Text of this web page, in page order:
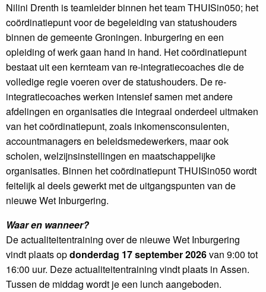
Nilini Drenth is teamleider binnen het team THUISin050; het
coördinatiepunt voor de begeleiding van statushouders
binnen de gemeente Groningen. Inburgering en een
opleiding of werk gaan hand in hand. Het coördinatiepunt
bestaat uit een kernteam van re-integratiecoaches die de
volledige regie voeren over de statushouders. De re-
integratiecoaches werken intensief samen met andere
afdelingen en organisaties die integraal onderdeel uitmaken
van het coördinatiepunt, zoals inkomensconsulenten,
accountmanagers en beleidsmedewerkers, maar ook
scholen, welzijnsinstellingen en maatschappelijke
organisaties. Binnen het coördinatiepunt THUISin050 wordt
feitelijk al deels gewerkt met de uitgangspunten van de
nieuwe Wet Inburgering.
Waar en wanneer?
De actualiteitentraining over de nieuwe Wet Inburgering
vindt plaats opdonderdag 17 september 2026van 9:00 tot
16:00 uur. Deze actualiteitentraining vindt plaats in Assen.
Tussen de middag wordt je een lunch aangeboden.